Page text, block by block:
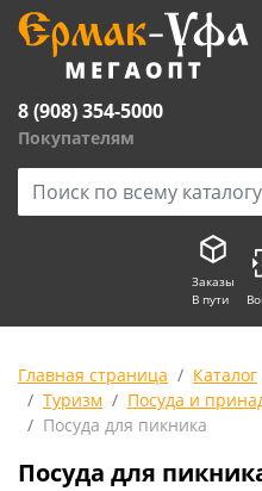
8 (908) 354-5000
Покупателям
Заказы
В пути
Главная страница Каталог
Туризм
Посуда и
Посуда для пикника
Посуда для